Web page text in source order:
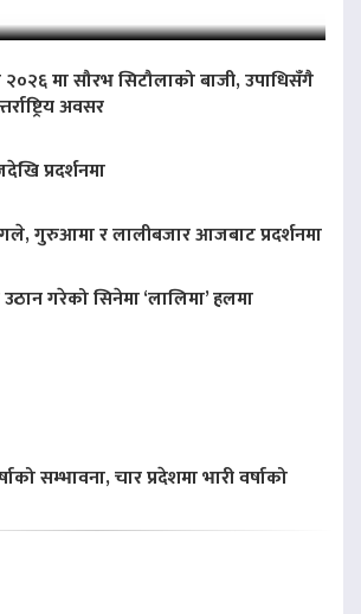
मा सौरभ सिटौलाको बाजी, उपाधिसँगै
अवसर
प्रदर्शनमा
गुरुआमा र लालीबजार आजबाट प्रदर्शनमा
गरेको सिनेमा ‘लालिमा’ हलमा
सम्भावना, चार प्रदेशमा भारी वर्षाको